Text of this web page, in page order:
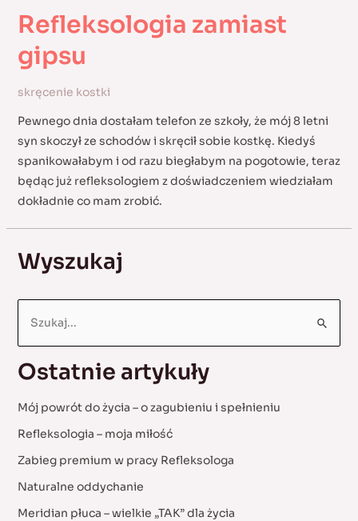
Refleksologia zamiast
gipsu
skręcenie kostki
Pewnego dnia dostałam telefon ze szkoły, że mój 8 letni
syn skoczył ze schodów i skręcił sobie kostkę. Kiedyś
spanikowałabym i od razu biegłabym na pogotowie, teraz
będąc już refleksologiem z doświadczeniem wiedziałam
dokładnie co mam zrobić.
Wyszukaj
r
c
o
r
:
Ostatnie artykuły
Mój powrót do życia – o zagubieniu i spełnieniu
Refleksologia – moja miłość
Zabieg premium w pracy Refleksologa
Naturalne oddychanie
Meridian płuca – wielkie „TAK” dla życia